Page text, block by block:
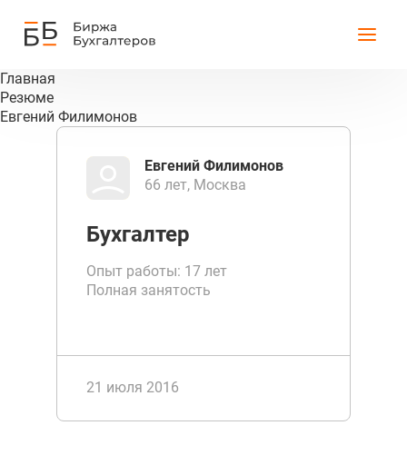
Главная
Резюме
Евгений Филимонов
Евгений Филимонов
66 лет, Москва
Бухгалтер
Опыт работы: 17 лет
Полная занятость
21 июля 2016